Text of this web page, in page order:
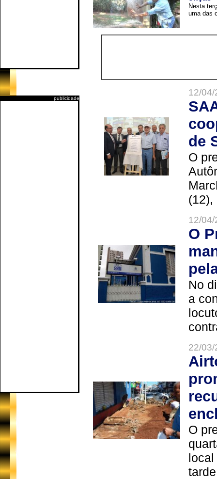
publicidade
Nesta
uma das
12/
de
O
(12),
12/
O
No
a
22/
O